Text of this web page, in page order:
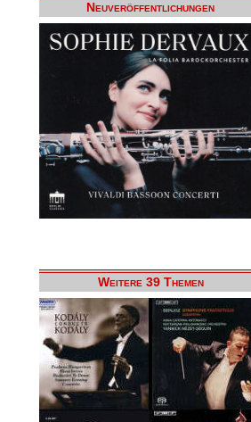
Neuveröffentlichungen
Weitere 39 Themen